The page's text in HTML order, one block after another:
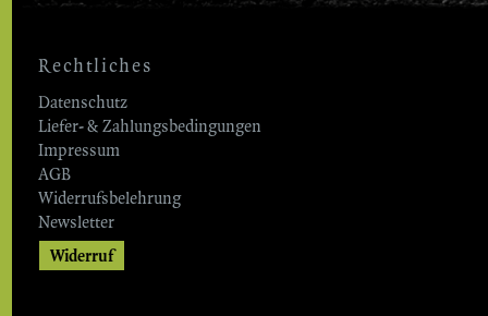
Rechtliches
Datenschutz
Liefer- & Zahlungsbedingungen
Impressum
AGB
Widerrufsbelehrung
Newsletter
Widerruf